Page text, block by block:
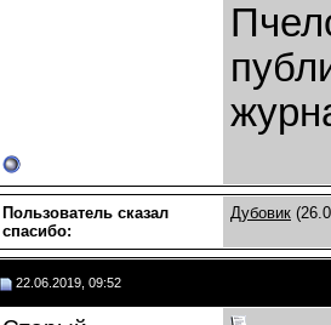
Пользователь сказал
cпасибо:
Дубовик
22.06.2019, 09:52